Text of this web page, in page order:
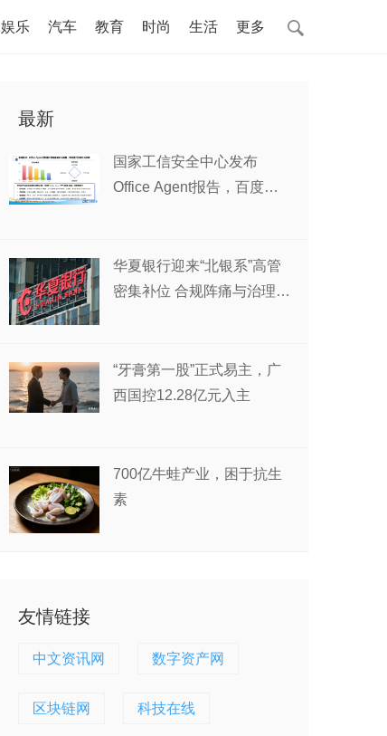
娱乐 汽车 教育 时尚 生活 更多
最新
国家工信安全中心发布
Office Agent报告，百度文
华夏银行迎来“北银系”高管
密集补位 合规阵痛与治理变
“牙膏第一股”正式易主，广
西国控12.28亿元入主
700亿牛蛙产业，困于抗生
素
友情链接
中文资讯网 数字资产网
区块链网 科技在线